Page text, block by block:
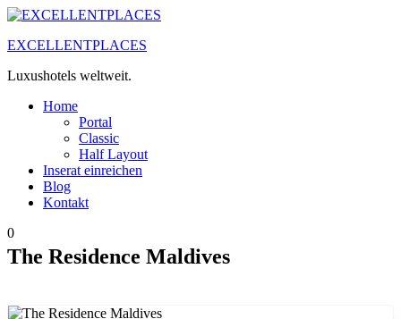
Zum
springen
EXCELLENTPLACES
Luxushotels weltweit.
Home
Portal
Classic
Half Layout
Inserat einreichen
Blog
Kontakt
0
The Residence Maldives